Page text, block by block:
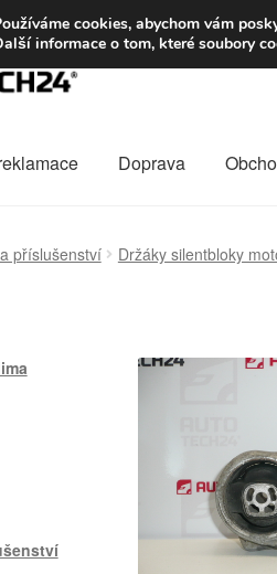
DOPRAVA od 139,-Kč
Doprava
příslušenství Držáky silentbloky
cookies, abychom vám
informace o tom, které soubory